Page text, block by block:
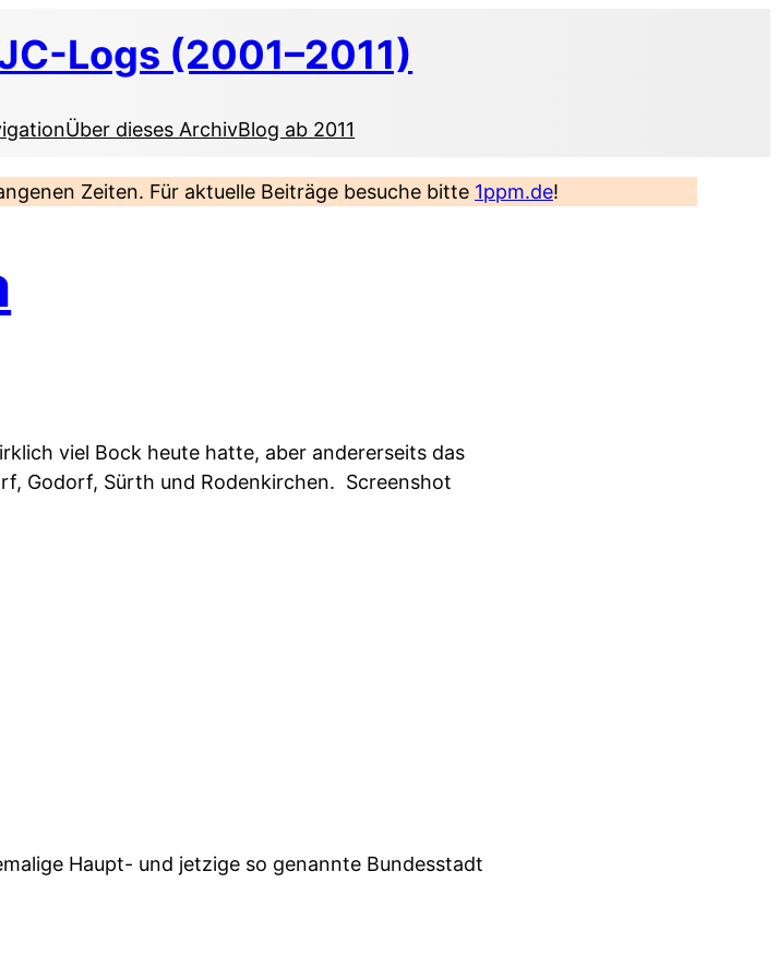
Logs (2001–2011)
Über dieses ArchivBlog ab 2011
Zeiten. Für aktuelle Beiträge besuche bitte 1ppm.de!
viel Bock heute hatte, aber andererseits das
Godorf, Sürth und Rodenkirchen. Screenshot
Haupt- und jetzige so genannte Bundesstadt